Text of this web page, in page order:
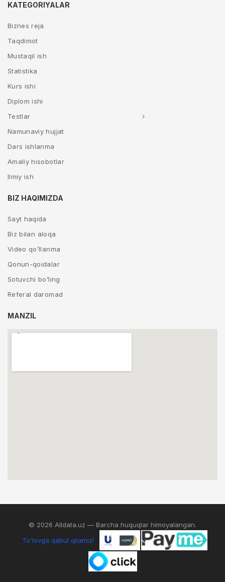
KATEGORIYALAR
Biznes reja
Taqdimot
Mustaqil ish
Statistika
Kurs ishi
Diplom ishi
Testlar
Namunaviy hujjat
Dars ishlanma
Amaliy hisobotlar
Ilmiy ish
BIZ HAQIMIZDA
Sayt haqida
Biz bilan aloqa
Video qo’llanma
Qonun-qoidalar
Sotuvchi bo’ling
Referal daromad
MANZIL
© 2026 Alldata.uz — Barcha huquqlar himoyalangan.
To'lovga qabul qilamiz!